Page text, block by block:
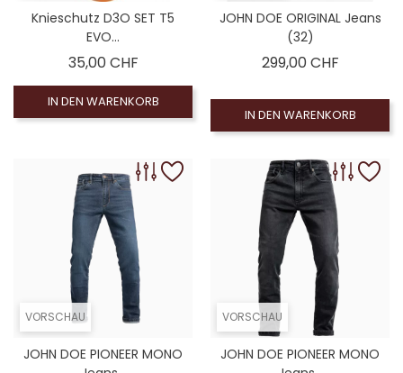
Knieschutz D3O SET T5
EVO...
35,00 CHFPreis
IN DEN WARENKORB
JOHN DOE ORIGINAL Jeans
(32)
299,00 CHFPreis
IN DEN WARENKORB
VORSCHAU
JOHN DOE PIONEER MONO
VORSCHAU
JOHN DOE PIONEER MONO